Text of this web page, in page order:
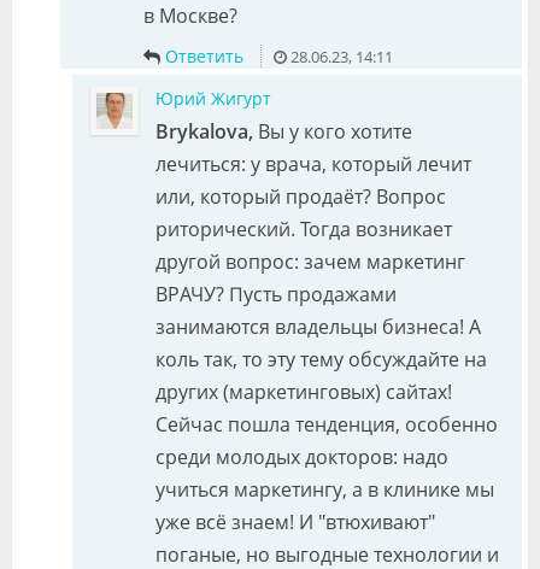
в Москве?
Ответить 28.06.23, 14:11
Юрий Жигурт
Brykalova, Вы у кого хотите
лечиться: у врача, который лечит
или, который продаёт? Вопрос
риторический. Тогда возникает
другой вопрос: зачем маркетинг
ВРАЧУ? Пусть продажами
занимаются владельцы бизнеса! А
коль так, то эту тему обсуждайте на
других (маркетинговых) сайтах!
Сейчас пошла тенденция, особенно
среди молодых докторов: надо
учиться маркетингу, а в клинике мы
уже всё знаем! И "втюхивают"
поганые, но выгодные технологии и